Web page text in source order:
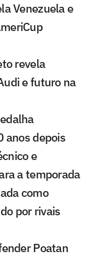
Venezuela e
revela
e futuro na
anos depois
e
a temporada
como
por rivais
Poatan